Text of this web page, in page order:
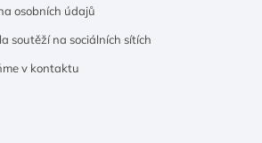
osobních údajů
soutěží na sociálních sítích
v kontaktu